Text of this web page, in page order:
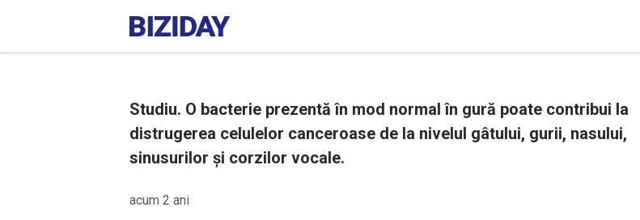
Studiu. O bacterie prezentă în mod normal în gură poate contribui la
distrugerea celulelor canceroase de la nivelul gâtului, gurii, nasului,
sinusurilor și corzilor vocale.
acum 2 ani